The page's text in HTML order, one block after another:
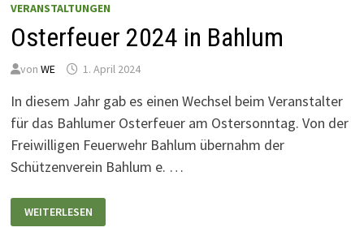
VERANSTALTUNGEN
Osterfeuer 2024 in Bahlum
von WE 1. April 2024
In diesem Jahr gab es einen Wechsel beim Veranstalter
für das Bahlumer Osterfeuer am Ostersonntag. Von der
Freiwilligen Feuerwehr Bahlum übernahm der
Schützenverein Bahlum e. …
2024
IN
WEITERLESEN